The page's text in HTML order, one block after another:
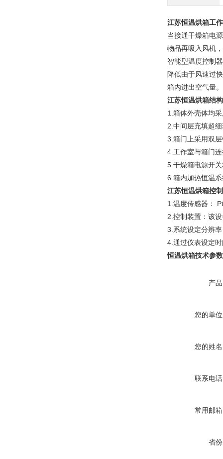
江苏恒温烘箱工
当接通干燥箱电
物品再吸入风机
智能型温度控制
降低由于风速过
箱内进出空气量。
江苏恒温烘箱结
1.箱体外壳体均
2.中间层充填超
3.箱门上采用双
4.工作室与箱门
5.干燥箱电源开
6.箱内加热恒温
江苏恒温烘箱控
1.温度传感器：
2.控制装置：该
3.系统设定分辨
4.通过仪表设定
恒温烘箱技术参
产
您的单
您的姓
联系电
常用邮
省